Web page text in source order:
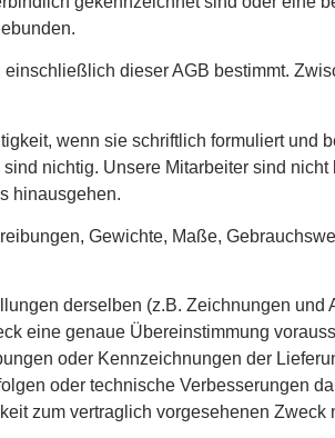
dieser AGB bestimmt.
wenn sie schriftlich formuliert und
nichtig. Unsere Mitarbeiter sind
hinausgehen.
Gewichte, Maße,
derselben (z.B. Zeichnungen und
eine genaue Übereinstimmung
oder Kennzeichnungen der
oder technische Verbesserungen
zum vertraglich vorgesehenen Zweck